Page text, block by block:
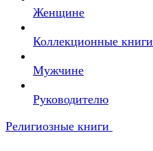
Женщине
Коллекционные книги
Мужчине
Руководителю
Религиозные книги